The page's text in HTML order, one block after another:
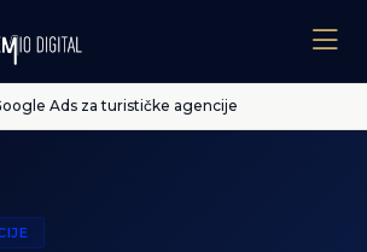
Ads za turističke agencije